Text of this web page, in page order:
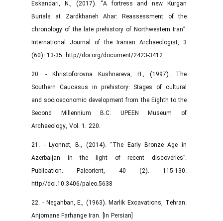
Eskandari, N., (2017). “A fortress and new Kurgan
Burials at Zardkhaneh Ahar: Reassessment of the
chronology of the late prehistory of Northwestern Iran”.
International Journal of the Iranian Archaeologist, 3
(60): 13-35. http//doi.org/document/2423-3412
20. - Khristoforovna Kushnareva, H., (1997). The
Southern Caucasus in prehistory: Stages of cultural
and socioeconomic development from the Eighth to the
Second Millennium B.C. UPEEN Museum of
Archaeology, Vol. 1: 220.
21. - Lyonnet, B., (2014). “The Early Bronze Age in
Azerbaijan in the light of recent discoveries”.
Publication: Paleorient, 40 (2): 115-130.
http//doi.10.3406/paleo.5638
22. - Negahban, E., (1963). Marlik Excavations, Tehran:
Anjomane Farhange Iran. [In Persian]